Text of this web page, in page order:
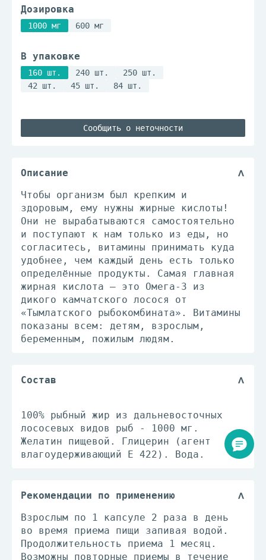
Дозировка
1000 мг 600 мг
В упаковке
160 шт. 240 шт.
250 шт.
42 шт.
45 шт. 84 шт.
Сообщить о неточности
Описание
Чтобы организм был крепким и
здоровым, ему нужны жирные кислоты!
Они не вырабатываются самостоятельно
и поступают к нам только из еды, но
согласитесь, витамины принимать куда
удобнее, чем каждый день есть только
определённые продукты. Самая главная
жирная кислота — это Омега-3 из
дикого камчатского лосося от
«Тымлатского рыбокомбината». Витамины
показаны всем: детям, взрослым,
беременным, пожилым людям.
Состав
100% рыбный жир из дальневосточных
лососевых видов рыб - 1000 мг.
Желатин пищевой. Глицерин (агент
влагоудерживающий Е 422). Вода.
Рекомендации по применению
Взрослым по 1 капсуле 2 раза в день
во время приема пищи запивая водой.
Продолжительность приема 1 месяц.
Возможны повторные приемы в течение